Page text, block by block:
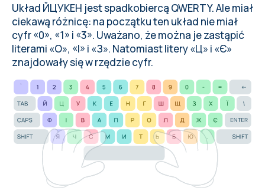
Układ ЙЦУКЕН jest spadkobiercą QWERTY. Ale miał
ciekawą różnicę: na początku ten układ nie miał
cyfr «0», «1» i «3». Uważano, że można je zastąpić
literami «О», «І» i «З». Natomiast litery «Ц» i «Є»
znajdowały się w rzędzie cyfr.